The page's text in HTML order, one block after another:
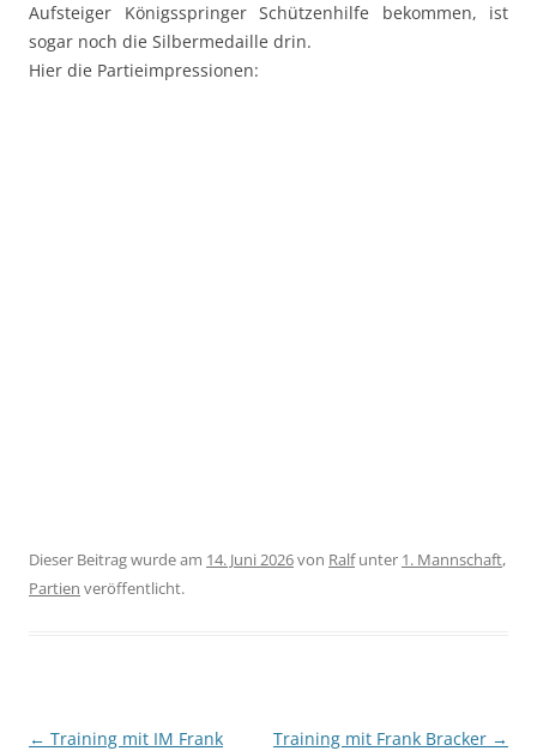
Aufsteiger Königsspringer Schützenhilfe bekommen, ist
sogar noch die Silbermedaille drin.
Hier die Partieimpressionen:
Dieser Beitrag wurde am 14. Juni 2026von Ralfunter 1. Mannschaft,
Partien veröffentlicht.
Beitragsnavigation
← Training mit IM Frank
Training mit Frank Bracker →